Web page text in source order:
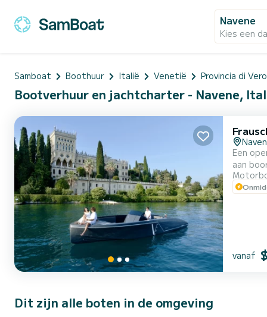
Navene
Kies een
Samboat Boothuur Italië Venetië Provincia di
Bootverhuur en jachtcharter - Navene,
Een
aan
om de
vanaf
Dit zijn alle boten in de omgeving